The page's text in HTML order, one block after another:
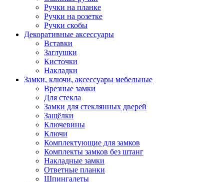
Ручки на планке
Ручки на розетке
Ручки скобы
Декоративные аксессуары
Вставки
Заглушки
Кисточки
Накладки
Замки, ключи, аксессуары мебельные
Врезные замки
Для стекла
Замки для стеклянных дверей
Защёлки
Ключевины
Ключи
Комплектующие для замков
Комплекты замков без штанг
Накладные замки
Ответные планки
Шпингалеты